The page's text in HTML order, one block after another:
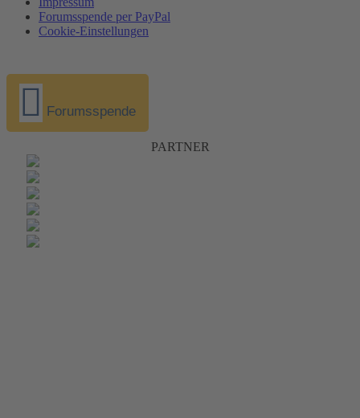
Forumsspende per PayPal
Cookie-Einstellungen
Forumsspende
PARTNER